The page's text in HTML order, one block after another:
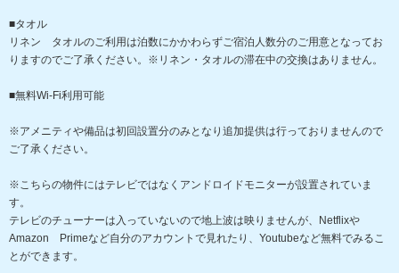
■タオル
リネン タオルのご利用は泊数にかかわらずご宿泊人数分のご用意となってお
りますのでご了承ください。※リネン・タオルの滞在中の交換はありません。
■無料Wi-Fi利用可能
※アメニティや備品は初回設置分のみとなり追加提供は行っておりませんので
ご了承ください。
※こちらの物件にはテレビではなくアンドロイドモニターが設置されていま
す。
テレビのチューナーは入っていないので地上波は映りませんが、Netflixや
Amazon Primeなど自分のアカウントで見れたり、Youtubeなど無料でみるこ
とができます。